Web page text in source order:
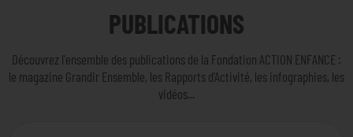
PUBLICATIONS
Découvrez l'ensemble des publications de la Fondation ACTION ENFANCE :
le magazine Grandir Ensemble, les Rapports d'Activité, les infographies, les
vidéos...